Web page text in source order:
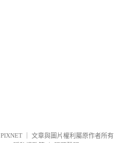
PIXNET
文章與圖片權利屬原作者所有